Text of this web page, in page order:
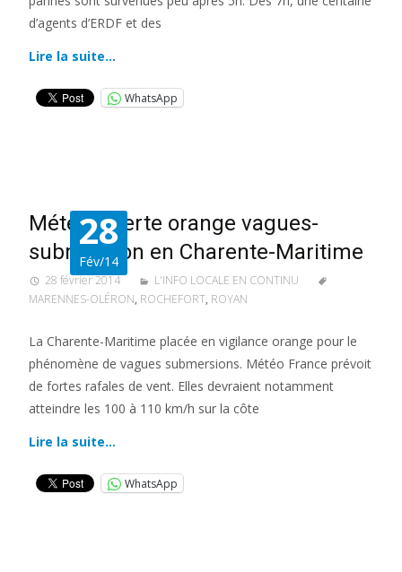
d’agents d’ERDF et des
Lire la suite…
WhatsApp
28
Fév/14
Météo : alerte orange vagues-
submersion en Charente-Maritime
28 février 2014
L'INFO LOCALE EN CONTINU
MARENNES-OLÉRON, ROCHEFORT, ROYAN
La Charente-Maritime placée en vigilance orange pour le
phénomène de vagues submersions. Météo France prévoit
de fortes rafales de vent. Elles devraient notamment
atteindre les 100 à 110 km/h sur la côte
Lire la suite…
WhatsApp